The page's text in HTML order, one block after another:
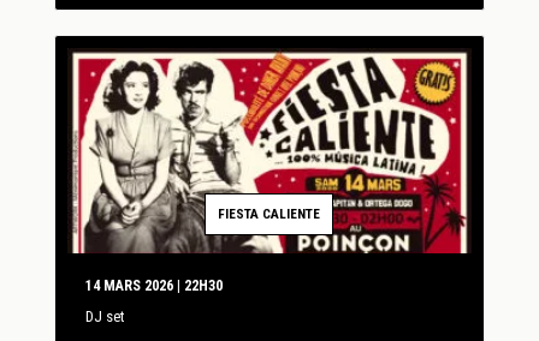
FIESTA CALIENTE
14 MARS 2026 | 22H30
DJ set